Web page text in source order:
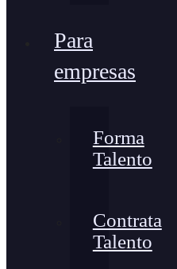
Para
empresas
Forma
Talento
Contrata
Talento